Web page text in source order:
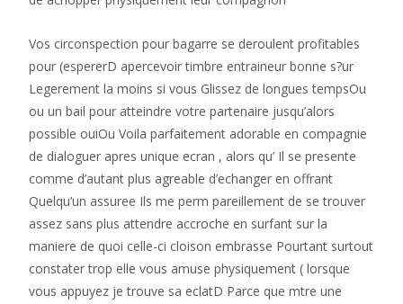
Vos circonspection pour bagarre se deroulent profitables
pour (espererD apercevoir timbre entraineur bonne s?ur
Legerement la moins si vous Glissez de longues tempsOu
ou un bail pour atteindre votre partenaire jusqu’alors
possible ouiOu Voila parfaitement adorable en compagnie
de dialoguer apres unique ecran , alors qu’ Il se presente
comme d’autant plus agreable d’echanger en offrant
Quelqu’un assuree Ils me perm pareillement de se trouver
assez sans plus attendre accroche en surfant sur la
maniere de quoi celle-ci cloison embrasse Pourtant surtout
constater trop elle vous amuse physiquement ( lorsque
vous appuyez je trouve sa eclatD Parce que mtre une